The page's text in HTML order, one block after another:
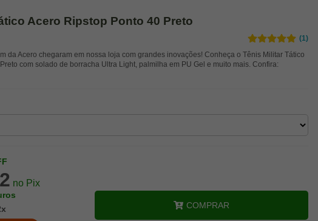
Acero Ripstop Ponto 40 Preto
(1)
da Acero chegaram em nossa loja com grandes inovações! Conheça o Tênis Militar Tático
com solado de borracha Ultra Light, palmilha em PU Gel e muito mais. Confira:
no Pix
COMPRAR